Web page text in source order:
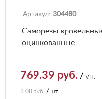
Артикул: 304480
Саморезы
оцинкованные
769.39 руб. /уп.
3.08 руб. / шт.